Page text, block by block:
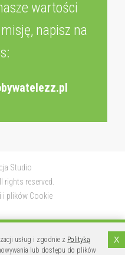
wartości
napisz na
Studio
reserved.
i plików Cookie
usług i zgodnie z Polityką
lub dostępu do plików
X